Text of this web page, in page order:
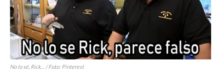
No lo sé, Rick… / Foto: Pinterest